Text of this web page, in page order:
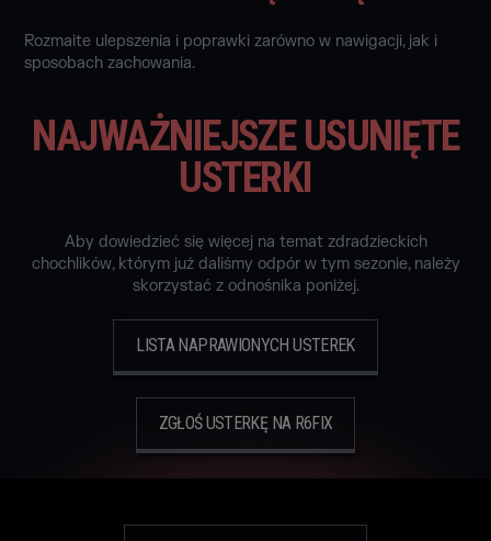
Rozmaite ulepszenia i poprawki zarówno w nawigacji, jak i
sposobach zachowania.
NAJWAŻNIEJSZE USUNIĘTE
USTERKI
Aby dowiedzieć się więcej na temat zdradzieckich
chochlików, którym już daliśmy odpór w tym sezonie, należy
skorzystać z odnośnika poniżej.
LISTA NAPRAWIONYCH USTEREK
ZGŁOŚ USTERKĘ NA R6FIX